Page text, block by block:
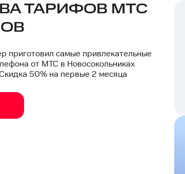
ТАРИФОВ МТС
приготовил самые привлекательные
от МТС в Новосокольниках
50% на первые 2 месяца